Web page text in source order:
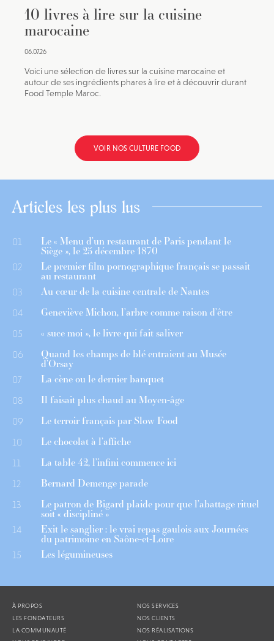
10 livres à lire sur la cuisine
marocaine
06.07.26
Voici une sélection de livres sur la cuisine marocaine et
autour de ses ingrédients phares à lire et à découvrir durant
Food Temple Maroc.
VOIR NOS CULTURE FOOD
Articles les plus lus
01 Le « Menu d’un restaurant de Paris pendant le
Siège », le 25 décembre 1870
02 Le premier film pornographique français se passait
au restaurant
03 Au cœur de la cuisine centrale de Nantes
04 Geneviève Michon, l’arbre comme raison d’être
05 « suce moi », le livre qui fait saliver
06 Quand les champs de blé entraient au Musée
d’Orsay
07 La cène ou le dernier banquet
08 Il faisait plus chaud au Moyen-âge
09 Le terroir français par Slow Food
10 Le chocolat à l’affiche
11 La table 42, l’infini commence ici
12 Bernard Demenge parade
13 Le patron de Bigard plaide pour que l’abattage rituel
soit « discipliné »
14 Exit le sanglier : le vrai repas gaulois aux Journées
du patrimoine en Saône-et-Loire
15 Les légumineuses
À PROPOS
LES FONDATEURS
LA COMMUNAUTÉ
NOS SERVICES
NOS CLIENTS
NOS RÉALISATIONS